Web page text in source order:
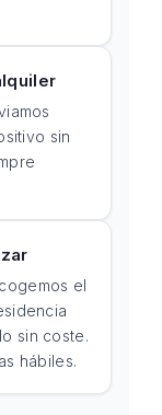
sin
el
sin coste.
hábiles.